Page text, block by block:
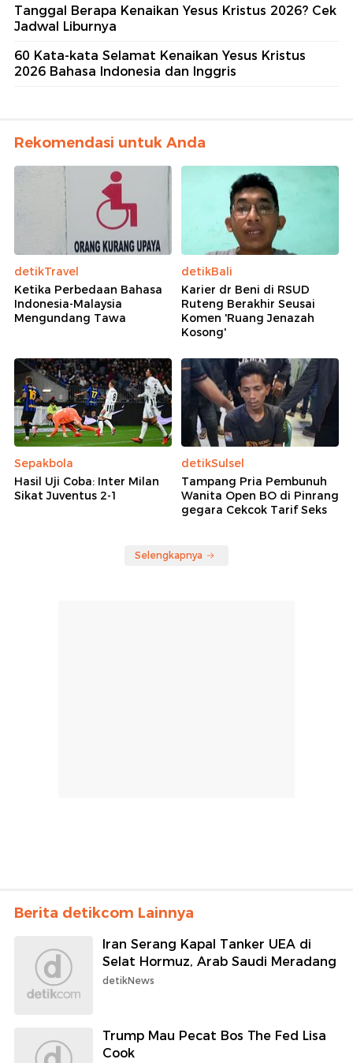
Tanggal Berapa Kenaikan Yesus Kristus 2026? Cek
Jadwal Liburnya
60 Kata-kata Selamat Kenaikan Yesus Kristus
2026 Bahasa Indonesia dan Inggris
Rekomendasi untuk Anda
detikTravel
Ketika Perbedaan Bahasa
Indonesia-Malaysia
Mengundang Tawa
detikBali
Karier dr Beni di RSUD
Ruteng Berakhir Seusai
Komen 'Ruang Jenazah
Kosong'
Sepakbola
Hasil Uji Coba: Inter Milan
Sikat Juventus 2-1
detikSulsel
Tampang Pria Pembunuh
Wanita Open BO di Pinrang
gegara Cekcok Tarif Seks
Selengkapnya
Berita detikcom Lainnya
Iran Serang Kapal Tanker UEA di
Selat Hormuz, Arab Saudi Meradang
detikNews
Trump Mau Pecat Bos The Fed Lisa
Cook